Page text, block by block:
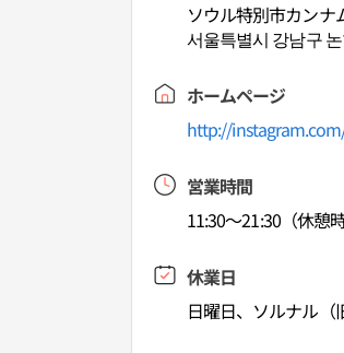
ソウル特別市カンナ
서울특별시 강남구
ホームページ
http://
営業時間
11:30～21:30（休憩
休業日
日曜日、ソルナル（